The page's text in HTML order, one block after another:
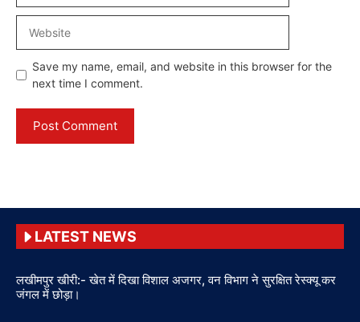
Save my name, email, and website in this browser for the
next time I comment.
LATEST NEWS
लखीमपुर खीरी:- खेत में दिखा विशाल अजगर, वन विभाग ने सुरक्षित रेस्क्यू कर
जंगल में छोड़ा।